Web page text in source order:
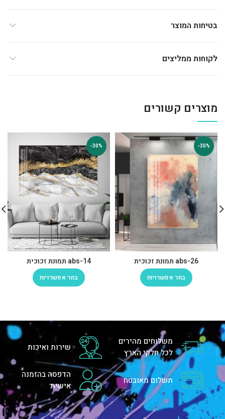
בטיחות המוצר
לקוחות ממליצים
מוצרים קשורים
-30%
abs-26 תמונת זכוכית
בחר אפשרויות
-30%
abs-14 תמונת זכוכית
בחר אפשרויות
משלוחים מהירים
לכל חלקי הארץ
שירות ואיכות
תשלום מאובטח
הדפסה בהזמנה
אישית